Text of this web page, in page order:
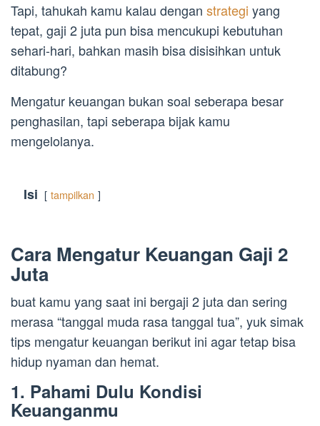
Tapi, tahukah kamu kalau dengan strategi yang
tepat, gaji 2 juta pun bisa mencukupi kebutuhan
sehari-hari, bahkan masih bisa disisihkan untuk
ditabung?
Mengatur keuangan bukan soal seberapa besar
penghasilan, tapi seberapa bijak kamu
mengelolanya.
Isi tampilkan
Cara Mengatur Keuangan Gaji 2
Juta
buat kamu yang saat ini bergaji 2 juta dan sering
merasa “tanggal muda rasa tanggal tua”, yuk simak
tips mengatur keuangan berikut ini agar tetap bisa
hidup nyaman dan hemat.
1. Pahami Dulu Kondisi
Keuanganmu